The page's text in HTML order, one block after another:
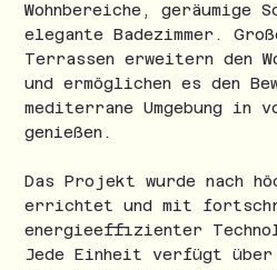
Wohnbereiche, geräumige
elegante Badezimmer.
Terrassen erweitern den
und ermöglichen es den
mediterrane Umgebung in
genießen.
Das Projekt wurde nach
errichtet und mit
energieeffizienter
Jede Einheit verfügt über